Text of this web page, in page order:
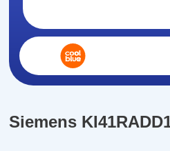
Siemens